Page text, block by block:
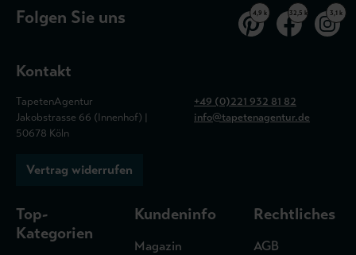
Folgen Sie uns 4,9 k 32,5 k 3,1 k
Kontakt
TapetenAgentur
Jakobstrasse 66 (Innenhof) |
50678 Köln
+49 (0)221 932 81 82
info@tapetenagentur.de
Vertrag widerrufen
Top-
Kategorien
Kundeninfo
Magazin
Rechtliches
AGB